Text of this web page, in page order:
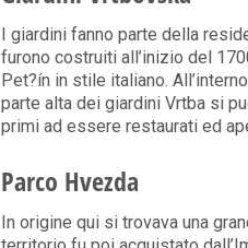
I giardini fanno parte della
furono costruiti all’inizio del
Pet?ín in stile italiano.
parte alta dei giardini Vrtba si
primi ad essere restaurati ed
Parco Hvezda
In origine qui si trovava una